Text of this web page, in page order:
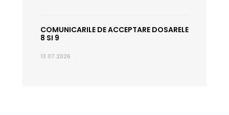
COMUNICARILE DE ACCEPTARE DOSARELE
8 SI 9
13.07.2026